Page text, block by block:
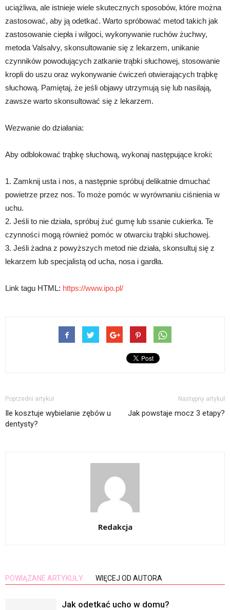
uciążliwa, ale istnieje wiele skutecznych sposobów, które można
zastosować, aby ją odetkać. Warto spróbować metod takich jak
zastosowanie ciepła i wilgoci, wykonywanie ruchów żuchwy,
metoda Valsalvy, skonsultowanie się z lekarzem, unikanie
czynników powodujących zatkanie trąbki słuchowej, stosowanie
kropli do uszu oraz wykonywanie ćwiczeń otwierających trąbkę
słuchową. Pamiętaj, że jeśli objawy utrzymują się lub nasilają,
zawsze warto skonsultować się z lekarzem.
Wezwanie do działania:
Aby odblokować trąbkę słuchową, wykonaj następujące kroki:
1. Zamknij usta i nos, a następnie spróbuj delikatnie dmuchać
powietrze przez nos. To może pomóc w wyrównaniu ciśnienia w
uchu.
2. Jeśli to nie działa, spróbuj żuć gumę lub ssanie cukierka. Te
czynności mogą również pomóc w otwarciu trąbki słuchowej.
3. Jeśli żadna z powyższych metod nie działa, skonsultuj się z
lekarzem lub specjalistą od ucha, nosa i gardła.
Link tagu HTML: https://www.ipo.pl/
Poprzedni artykuł
Ile kosztuje wybielanie zębów u
dentysty?
Następny artykuł
Jak powstaje mocz 3 etapy?
Redakcja
POWIĄZANE ARTYKUŁY WIĘCEJ OD AUTORA
Jak odetkać ucho w domu?